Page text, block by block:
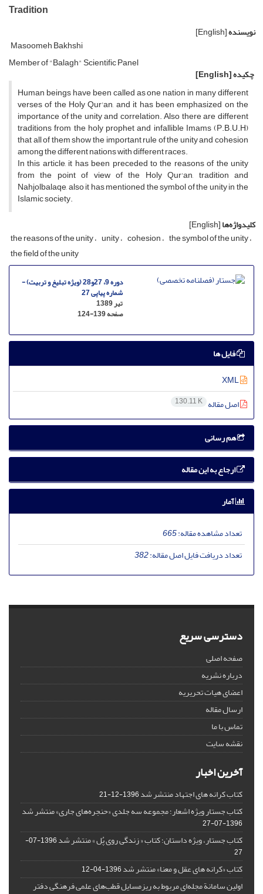
Tradition
نویسنده[English]
Masoomeh Bakhshi
Member of "Balagh" Scientific Panel
چکیده[English]
Human beings have been called as one nation in many different
verses of the Holy Qur'an, and it has been emphasized on the
importance of the unity and correlation. Also there are different
traditions from the holy prophet and infallible Imams (P.B.U.H)
that all of them show the important rule of the unity and cohesion
among the different nations with different races.
In this article, it has been preceded to the reasons of the unity
from the point of view of the Holy Qur'an, tradition and
Nahjolbalaqe, also it has mentioned the symbol of the unity in the
Islamic society.
کلیدواژه‌ها[English]
the reasons of the unity unity cohesion the symbol of the unity
the field of the unity
دوره 9، 27و28 (ویژه تبلیغ و تربیت) -
شماره پیاپی 27
تیر 1389
صفحه124-139
فایل ها
اصل مقاله 130.11 K
هم رسانی
ارجاع به این مقاله
آمار
تعداد مشاهده مقاله:665
تعداد دریافت فایل اصل مقاله:382
دسترسی سریع
صفحه اصلی
درباره نشریه
اعضای هیات تحریریه
ارسال مقاله
تماس با ما
نقشه سایت
آخرین اخبار
کتاب کرانه های اجتهاد منتشر شد1396-12-21
کتاب جستار ویژه اشعار؛ مجموعه سه جلدی «حنجره‌های جاری» منتشر شد
1396-07-27
کتاب جستار، ویژه داستان؛ کتاب « زندگی روی پُل » منتشر شد
1396-07-
27
کتاب «کرانه های عقل و معنا» منتشر شد1396-04-12
اولین سامانة مجله‌ای مربوط به ریزمسایل‌ قطب‌های علمی فرهنگی دفتر